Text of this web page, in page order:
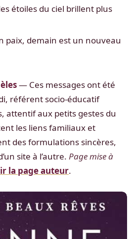
étoiles du ciel brillent plus
paix, demain est un nouveau
— Ces messages ont été
référent socio-éducatif
attentif aux petits gestes du
les liens familiaux et
des formulations sincères,
site à l’autre. Page mise à
la page auteur.